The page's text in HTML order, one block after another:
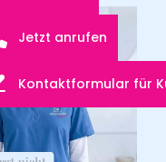
Jetzt anrufen
Kontaktformular für